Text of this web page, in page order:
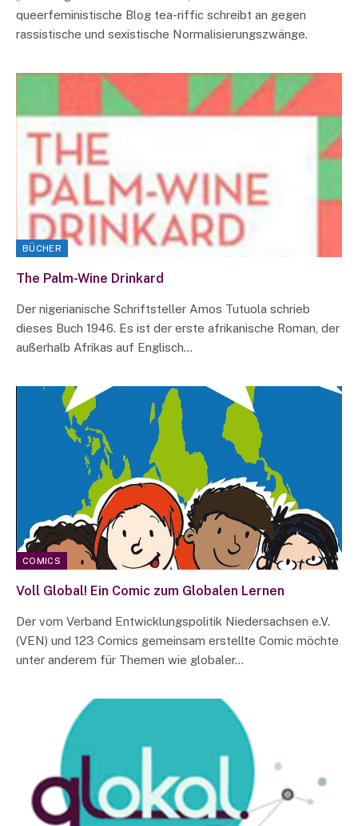
queerfeministische Blog tea-riffic schreibt an gegen
rassistische und sexistische Normalisierungszwänge.
BÜCHER
The Palm-Wine Drinkard
Der nigerianische Schriftsteller Amos Tutuola schrieb
dieses Buch 1946. Es ist der erste afrikanische Roman, der
außerhalb Afrikas auf Englisch…
COMICS
Voll Global! Ein Comic zum Globalen Lernen
Der vom Verband Entwicklungspolitik Niedersachsen e.V.
(VEN) und 123 Comics gemeinsam erstellte Comic möchte
unter anderem für Themen wie globaler…